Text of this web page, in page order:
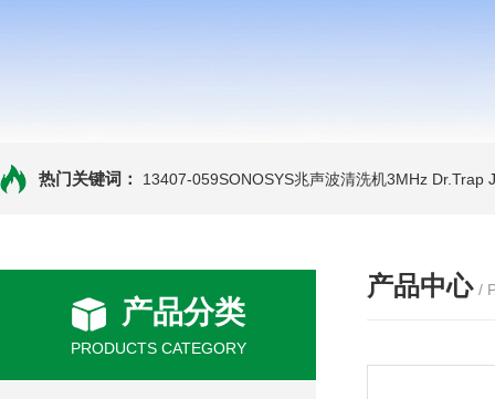
热门关键词： 13407-059SONOSYS兆声波清洗机3MHz Dr.Trap
产品分类
PRODUCTS CATEGORY
产品中心 /